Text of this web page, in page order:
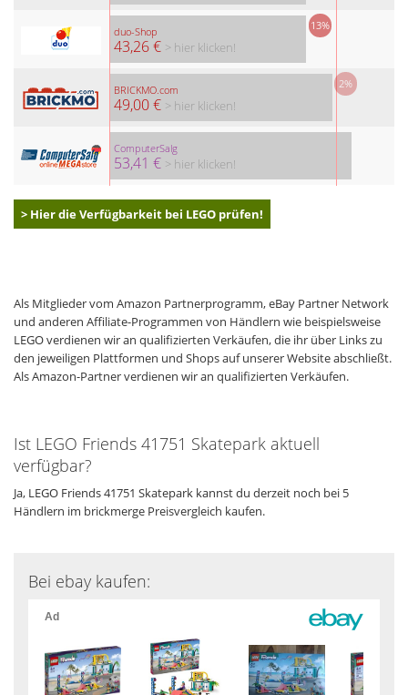
duo-Shop
43,26 €
13%
> hier klicken!
BRICKMO.com
49,00 €
2%
> hier klicken!
ComputerSalg
53,41 € > hier klicken!
> Hier die Verfügbarkeit bei LEGO prüfen!
Als Mitglieder vom Amazon Partnerprogramm, eBay Partner Network
und anderen Affiliate-Programmen von Händlern wie beispielsweise
LEGO verdienen wir an qualifizierten Verkäufen, die ihr über Links zu
den jeweiligen Plattformen und Shops auf unserer Website abschließt.
Als Amazon-Partner verdienen wir an qualifizierten Verkäufen.
Ist LEGO Friends 41751 Skatepark aktuell
verfügbar?
Ja, LEGO Friends 41751 Skatepark kannst du derzeit noch bei 5
Händlern im brickmerge Preisvergleich kaufen.
Bei ebay kaufen: